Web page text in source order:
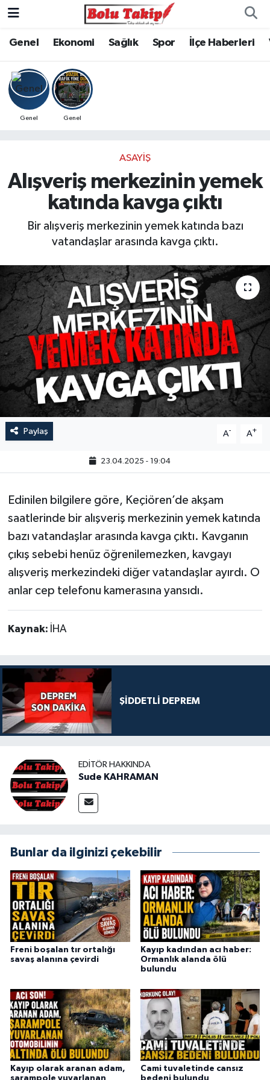
Genel Ekonomi Sağlık Spor İlçe Haberleri
Genel Genel
ASAYIŞ
Alışveriş merkezinin yemek
katında kavga çıktı
Bir alışveriş merkezinin yemek katında bazı
vatandaşlar arasında kavga çıktı.
Paylaş A- A+
23.04.2025 - 19:04
Edinilen bilgilere göre, Keçiören’de akşam
saatlerinde bir alışveriş merkezinin yemek katında
bazı vatandaşlar arasında kavga çıktı. Kavganın
çıkış sebebi henüz öğrenilemezken, kavgayı
alışveriş merkezindeki diğer vatandaşlar ayırdı. O
anlar cep telefonu kamerasına yansıdı.
Kaynak: İHA
ŞİDDETLİ DEPREM
EDITÖR HAKKINDA
Sude KAHRAMAN
Bunlar da ilginizi çekebilir
Freni boşalan tır ortalığı
savaş alanına çevirdi
Kayıp kadından acı haber:
Ormanlık alanda ölü
bulundu
Kayıp olarak aranan adam,
şarampole yuvarlanan
Cami tuvaletinde cansız
bedeni bulundu